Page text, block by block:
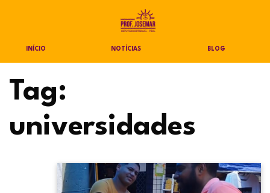
INÍCIO NOTÍCIAS BLOG
Tag:
universidades